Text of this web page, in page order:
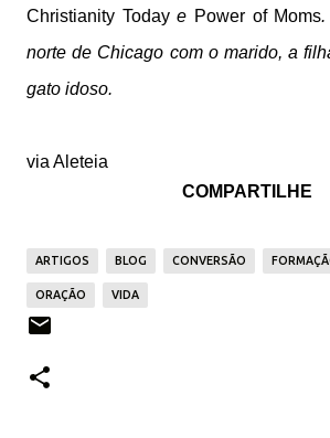
Christianity Todaye Power of Moms.
norte de Chicago com o marido, a
gato idoso.
via Aleteia
COMPARTILHE
ARTIGOS BLOG CONVERSÃO
ORAÇÃO VIDA